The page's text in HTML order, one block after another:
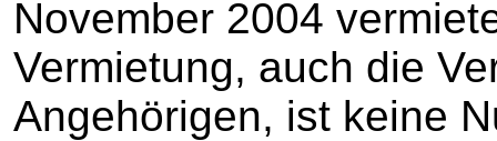
November 2004
Vermietung, auch die
Angehörigen, ist keine